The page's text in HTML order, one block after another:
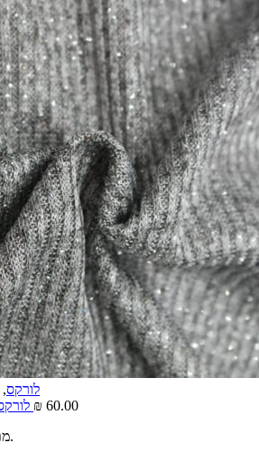
לורקס,
₪ 60.00
מתיחה לשני הכיוונים.